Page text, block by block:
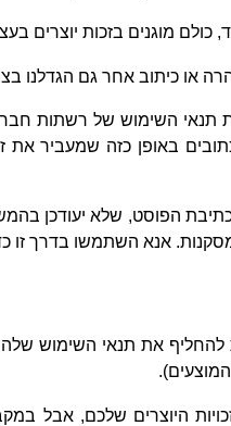
מוגנים בזכות יוצרים
כיתוב אחר גם הגדלנו
השימוש של רשתות
באופן כזה שמעביר את
הפוסט, שלא יעודכן
אנא השתמשו בדרך זו
להחליף את תנאי השימוש
היוצרים שלכם, אבל